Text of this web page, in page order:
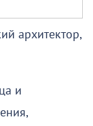
архитектор,
и